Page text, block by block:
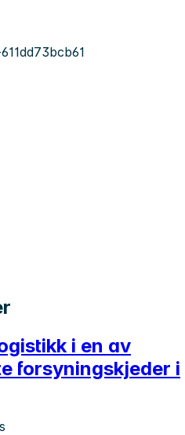
i en av
forsyningskjeder i